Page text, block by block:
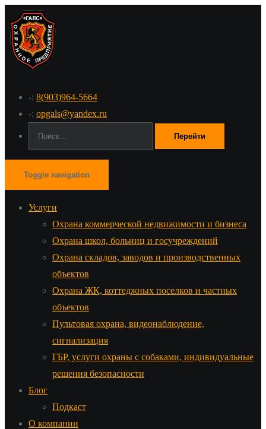
-: 8(903)964-5664
-: opgals@yandex.ru
Toggle navigation
Услуги
Охрана коммерческой недвижимости и бизнеса
Охрана школ, больниц и госучреждений
Охрана складов, заводов и производственных
объектов
Охрана ЖК, коттеджных поселков и частных
объектов
Пультовая охрана, видеонаблюдение,
сигнализация
ГБР, услуги охраны с собаками, индивидуальные
решения безопасности
Блог
Подкаст
О компании